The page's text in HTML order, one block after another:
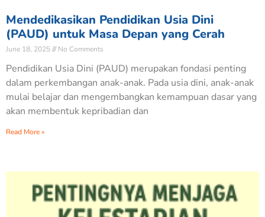
Mendedikasikan Pendidikan Usia Dini
(PAUD) untuk Masa Depan yang Cerah
June 18, 2025 No Comments
Pendidikan Usia Dini (PAUD) merupakan fondasi penting
dalam perkembangan anak-anak. Pada usia dini, anak-anak
mulai belajar dan mengembangkan kemampuan dasar yang
akan membentuk kepribadian dan
Read More »